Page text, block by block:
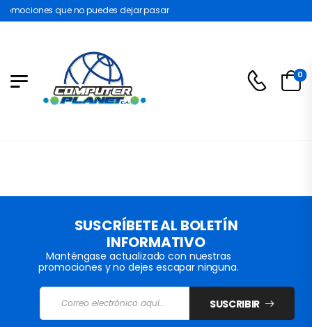
que no puedes dejar pasar
0
SUSCRÍBETE AL BOLETÍN
INFORMATIVO
Manténgase actualizado con nuestras
promociones y no dejes escapar ninguna.
SUSCRIBIR